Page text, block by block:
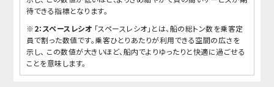
待できる指標となります。
※2：スペースレシオ 「スペースレシオ」とは、船の総トン数を乗客定
員で割った数値です。乗客ひとりあたりが利用できる空間の広さを
示し、 この数値が大きいほど、船内でよりゆったりと快適に過ごせる
ことを意味します。